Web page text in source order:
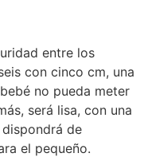
entre los
con cinco cm, una
no pueda meter
será lisa, con una
de
el pequeño.